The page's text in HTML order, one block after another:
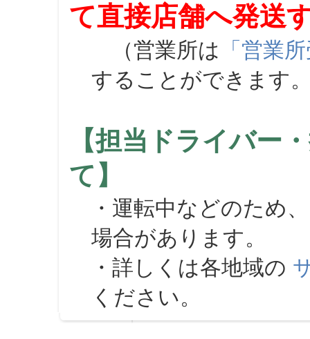
て直接店舗へ発送
（営業所は 「営業
することができます
【担当ドライバー
て】
・運転中などのため
場合があります。
・詳しくは各地域の
ください。